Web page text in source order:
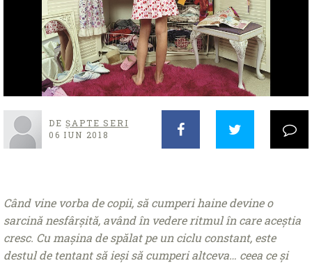
DEȘAPTE SERI
06 IUN 2018
Când vine vorba de copii, să cumperi haine devine o
sarcină nesfârșită, având în vedere ritmul în care aceștia
cresc. Cu mașina de spălat pe un ciclu constant, este
destul de tentant să ieși să cumperi altceva… ceea ce și